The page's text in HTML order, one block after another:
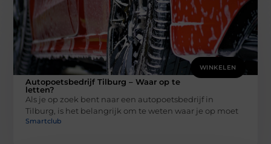
WINKELEN
Autopoetsbedrijf Tilburg – Waar op te
letten?
Als je op zoek bent naar een autopoetsbedrijf in
Tilburg, is het belangrijk om te weten waar je op moet
Smartclub